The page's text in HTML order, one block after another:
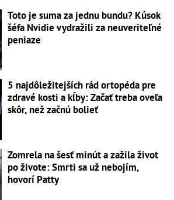
Toto je suma za jednu bundu? Kúsok
šéfa Nvidie vydražili za neuveriteľné
peniaze
5 najdôležitejších rád ortopéda pre
zdravé kosti a kĺby: Začať treba oveľa
skôr, než začnú bolieť
Zomrela na šesť minút a zažila život
po živote: Smrti sa už nebojím,
hovorí Patty